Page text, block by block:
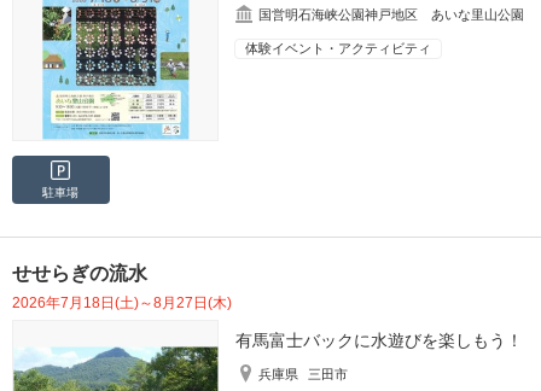
国営明石海峡公園神戸地区 あいな里山公園
体験イベント・アクティビティ
駐車場
せせらぎの流水
2026年7月18日(土)～8月27日(木)
有馬富士バックに水遊びを楽しもう！
兵庫県
三田市